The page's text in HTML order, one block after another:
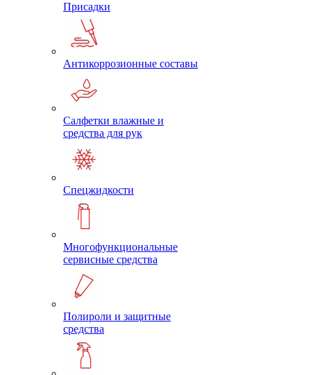
Присадки
Антикоррозионные составы
Салфетки влажные и
средства для рук
Спецжидкости
Многофункциональные
сервисные средства
Полироли и защитные
средства